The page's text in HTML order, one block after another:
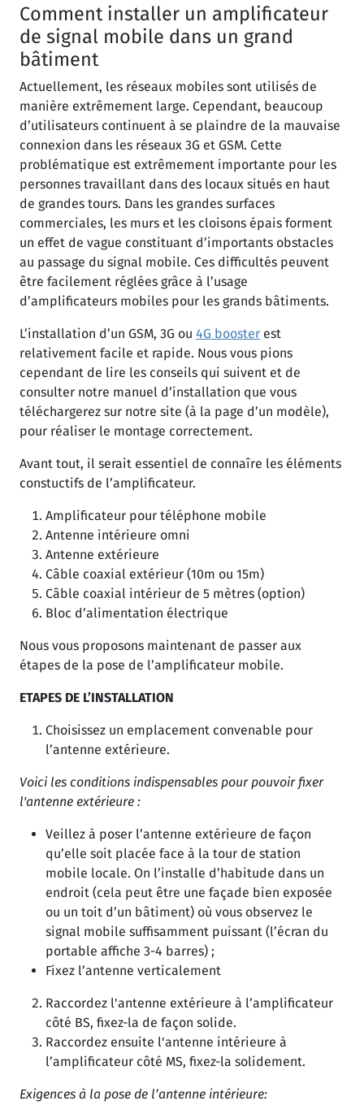
Comment installer un amplificateur
de signal mobile dans un grand
bâtiment
Actuellement, les réseaux mobiles sont utilisés de
manière extrêmement large. Cependant, beaucoup
d’utilisateurs continuent à se plaindre de la mauvaise
connexion dans les réseaux 3G et GSM. Cette
problématique est extrêmement importante pour les
personnes travaillant dans des locaux situés en haut
de grandes tours. Dans les grandes surfaces
commerciales, les murs et les cloisons épais forment
un effet de vague constituant d’importants obstacles
au passage du signal mobile. Ces difficultés peuvent
être facilement réglées grâce à l’usage
d’amplificateurs mobiles pour les grands bâtiments.
L’installation d’un GSM, 3G ou 4G booster est
relativement facile et rapide. Nous vous pions
cependant de lire les conseils qui suivent et de
consulter notre manuel d’installation que vous
téléchargerez sur notre site (à la page d’un modèle),
pour réaliser le montage correctement.
Avant tout, il serait essentiel de connaîre les éléments
constuctifs de l’amplificateur.
Amplificateur pour téléphone mobile
Antenne intérieure omni
Antenne extérieure
Câble coaxial extérieur (10m ou 15m)
Câble coaxial intérieur de 5 mètres (option)
Bloc d’alimentation électrique
Nous vous proposons maintenant de passer aux
étapes de la pose de l’amplificateur mobile.
ETAPES DE L’INSTALLATION
Choisissez un emplacement convenable pour
l’antenne extérieure.
Voici les conditions indispensables pour pouvoir fixer
l'antenne extérieure :
Veillez à poser l’antenne extérieure de façon
qu’elle soit placée face à la tour de station
mobile locale. On l’installe d’habitude dans un
endroit (cela peut être une façade bien exposée
ou un toit d’un bâtiment) où vous observez le
signal mobile suffisamment puissant (l’écran du
portable affiche 3-4 barres) ;
Fixez l’antenne verticalement
Raccordez l'antenne extérieure à l’amplificateur
côté BS, fixez-la de façon solide.
Raccordez ensuite l'antenne intérieure à
l’amplificateur côté MS, fixez-la solidement.
Exigences à la pose de l’antenne intérieure: